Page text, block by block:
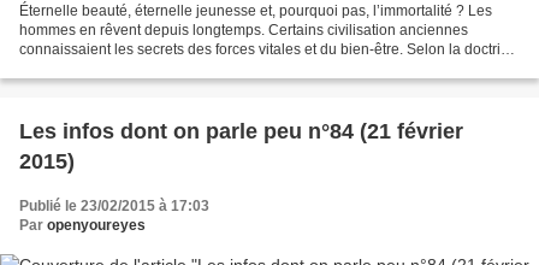
Éternelle beauté, éternelle jeunesse et, pourquoi pas, l’immortalité ? Les
hommes en rêvent depuis longtemps. Certains civilisation anciennes
connaissaient les secrets des forces vitales et du bien-être. Selon la doctrine
Les infos dont on parle peu n°84 (21 février
2015)
Publié le 23/02/2015 à 17:03
Par openyoureyes